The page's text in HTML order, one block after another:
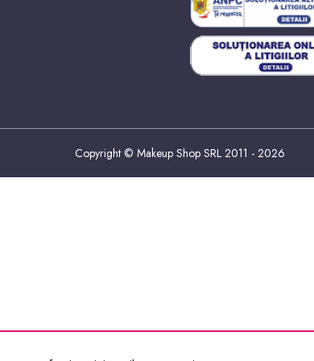
Copyright © Makeup Shop SRL 2011 - 2026